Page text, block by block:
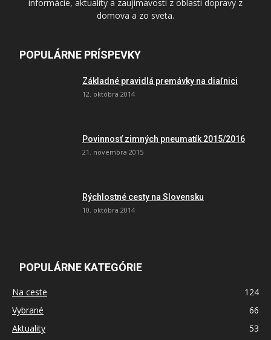
informácie, aktuality a zaujímavosti z oblasti dopravy z
domova a zo sveta.
POPULÁRNE PRÍSPEVKY
Základné pravidlá premávky na diaľnici
12. októbra 2014
Povinnosť zimných pneumatík 2015/2016
21. novembra 2015
Rýchlostné cesty na Slovensku
10. októbra 2014
POPULÁRNE KATEGÓRIE
Na ceste
124
Vybrané
66
Aktuality
53